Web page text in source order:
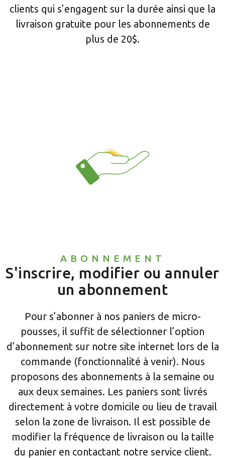
clients qui s’engagent sur la durée ainsi que la
livraison gratuite pour les abonnements de
plus de 20$.
ABONNEMENT
S'inscrire, modifier ou annuler
un abonnement
Pour s’abonner à nos paniers de micro-
pousses, il suffit de sélectionner l’option
d’abonnement sur notre site internet lors de la
commande (fonctionnalité à venir). Nous
proposons des abonnements à la semaine ou
aux deux semaines. Les paniers sont livrés
directement à votre domicile ou lieu de travail
selon la zone de livraison. Il est possible de
modifier la fréquence de livraison ou la taille
du panier en contactant notre service client.